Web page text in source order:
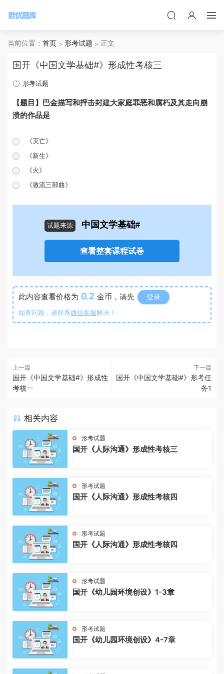
当前位置： 首页 形考试题 正文
国开《中国文学基础#》形成性考核三
形考试题
【题目】巴金描写和抨击封建大家庭罪恶和腐朽及其走向崩
溃的作品是
《灭亡》
《新生》
《火》
《激流三部曲》
试题来源 中国文学基础#
查看整套课程试卷
此内容查看价格为 0.2 金币，请先 登录
如有问题，请联系微信客服解决！
上一篇
国开《中国文学基础#》形成性
考核一
下一篇
国开《中国文学基础#》形考任
务1
相关内容
形考试题
国开《人际沟通》形成性考核三
形考试题
国开《人际沟通》形成性考核四
形考试题
国开《人际沟通》形成性考核四
形考试题
国开《幼儿园环境创设》1-3章
形考试题
国开《幼儿园环境创设》4-7章